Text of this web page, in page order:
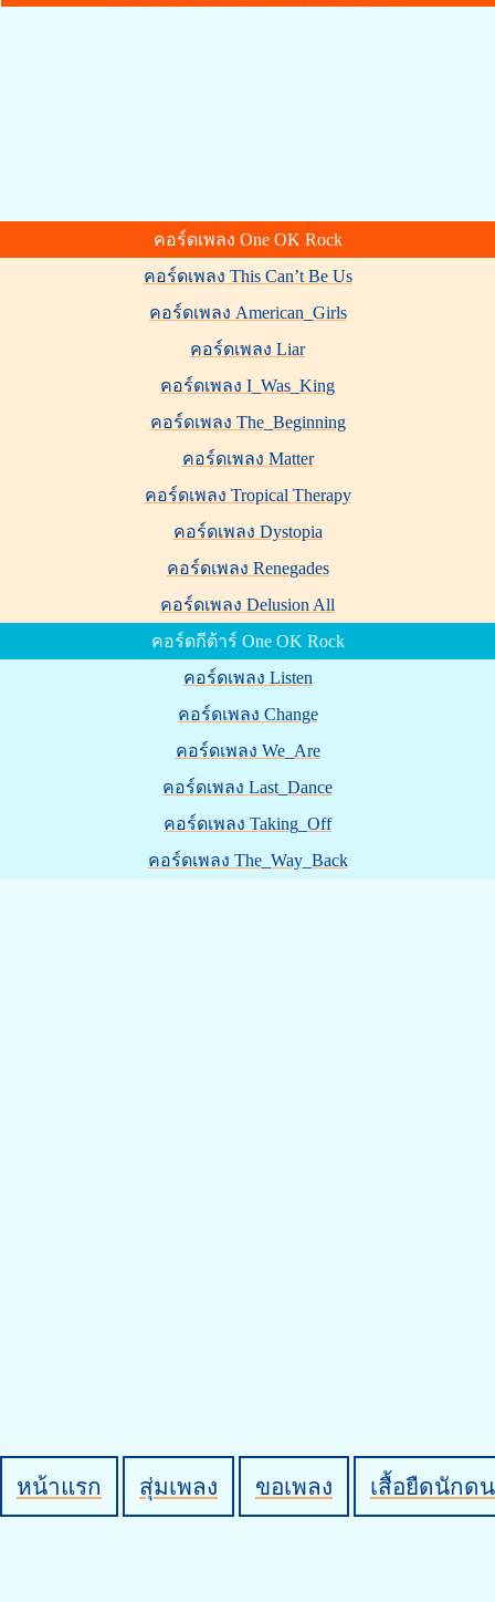
คอร์ดเพลง One OK Rock
คอร์ดเพลง This Can’t Be Us
คอร์ดเพลง American_Girls
คอร์ดเพลง Liar
คอร์ดเพลง I_Was_King
คอร์ดเพลง The_Beginning
คอร์ดเพลง Matter
คอร์ดเพลง Tropical Therapy
คอร์ดเพลง Dystopia
คอร์ดเพลง Renegades
คอร์ดเพลง Delusion All
คอร์ดกีต้าร์ One OK Rock
คอร์ดเพลง Listen
คอร์ดเพลง Change
คอร์ดเพลง We_Are
คอร์ดเพลง Last_Dance
คอร์ดเพลง Taking_Off
คอร์ดเพลง The_Way_Back
หน้าแรก สุ่มเพลง ขอเพลง เสื้อยืดนักด